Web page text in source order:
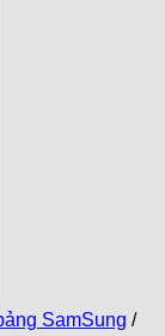
SamSung /